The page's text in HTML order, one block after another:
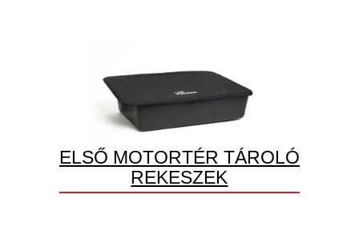
ELSŐ MOTORTÉR TÁROLÓ
REKESZEK